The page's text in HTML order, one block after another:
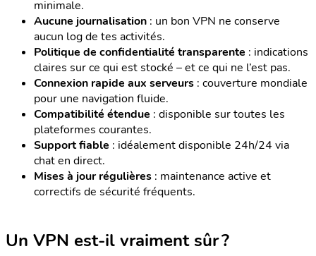
minimale.
Aucune journalisation : un bon VPN ne conserve
aucun log de tes activités.
Politique de confidentialité transparente : indications
claires sur ce qui est stocké – et ce qui ne l’est pas.
Connexion rapide aux serveurs : couverture mondiale
pour une navigation fluide.
Compatibilité étendue : disponible sur toutes les
plateformes courantes.
Support fiable : idéalement disponible 24h/24 via
chat en direct.
Mises à jour régulières : maintenance active et
correctifs de sécurité fréquents.
Un VPN est-il vraiment sûr ?